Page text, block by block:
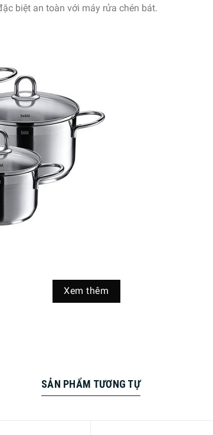
biệt an toàn với máy rửa chén bát.
bếp từ.
Xem thêm
SẢN PHẨM TƯƠNG TỰ